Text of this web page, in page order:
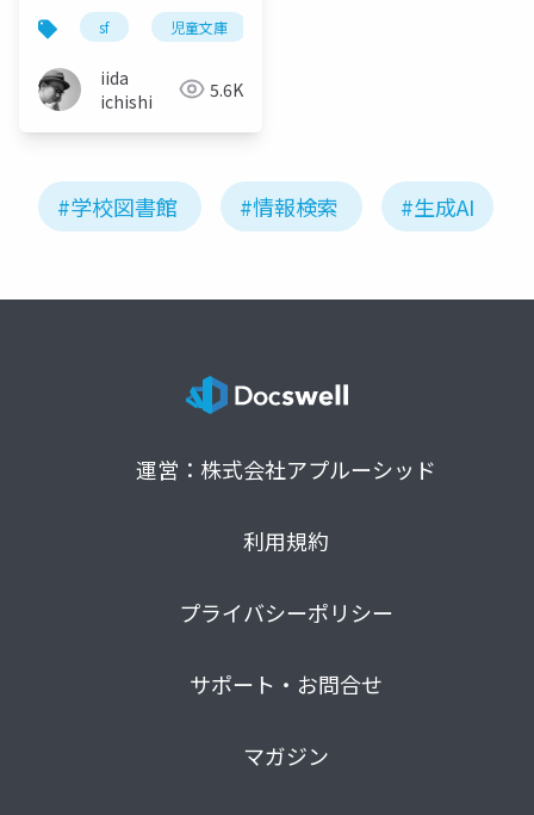
sf 児童文庫
iida
ichishi
5.6K
#学校図書館 #情報検索 #生成AI
運営：株式会社アプルーシッド
利用規約
プライバシーポリシー
サポート・お問合せ
マガジン